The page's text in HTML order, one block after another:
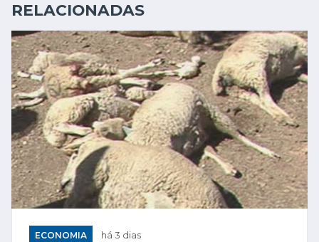
RELACIONADAS
ECONOMIA há 3 dias